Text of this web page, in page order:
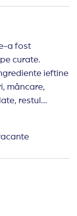
a fost
curate.
ieftine
mâncare,
restul
pt un hotel
s a întâmplat